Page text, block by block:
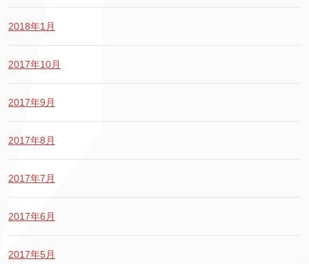
2018年1月
2017年10月
2017年9月
2017年8月
2017年7月
2017年6月
2017年5月